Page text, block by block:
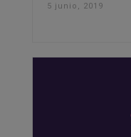
5 junio, 2019